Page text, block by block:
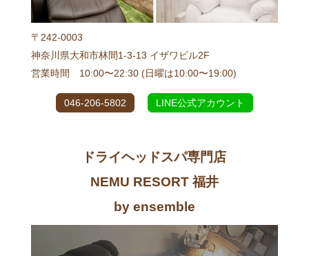
〒242-0003
神奈川県大和市林間1-3-13 イザワビル2F
営業時間 10:00〜22:30 (日曜は10:00〜19:00)
046-206-5802 LINE公式アカウント
ドライヘッドスパ専門店
NEMU RESORT 福井
by ensemble